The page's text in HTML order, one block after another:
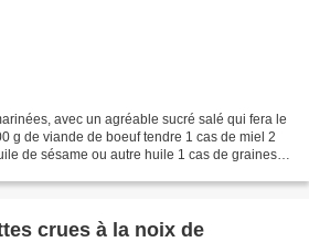
avec un agréable sucré salé qui fera le
g de viande de boeuf tendre 1 cas de miel 2
de sésame ou autre huile 1 cas de graines
crues à la noix de